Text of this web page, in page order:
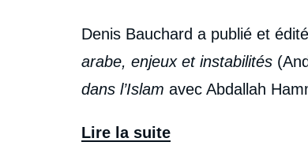
Denis Bauchard a publié et
arabe, enjeux et instabilités
dans l’Islam avec Abdallah
revue Esprit, la revue Espoir de
Lire la suite